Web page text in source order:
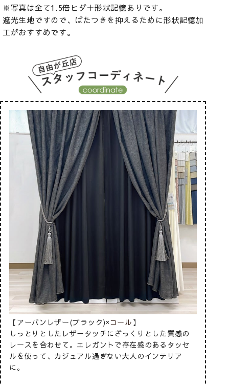
※写真は全て1.5倍ヒダ＋形状記憶ありです。
遮光生地ですので、ばたつきを抑えるために形状記憶加
工がおすすめです。
【アーバンレザー(ブラック)×コール 】
しっとりとしたレザータッチにざっくりとした質感の
レースを合わせて。エレガントで存在感のあるタッセ
ルを使って、カジュアル過ぎない大人のインテリア
に。
【アー
シルバー
フレン
ープを
あるス
練され